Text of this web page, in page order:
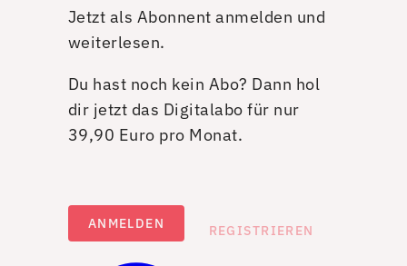
Jetzt als Abonnent anmelden und
weiterlesen.
Du hast noch kein Abo? Dann hol
dir jetzt das Digitalabo für nur
39,90 Euro pro Monat.
ANMELDEN REGISTRIEREN